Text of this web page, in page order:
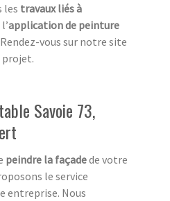
les travaux liés à
application de peinture
Rendez-vous sur notre site
projet.
Savoie 73,
peindre la façadede votre
le service
entreprise. Nous